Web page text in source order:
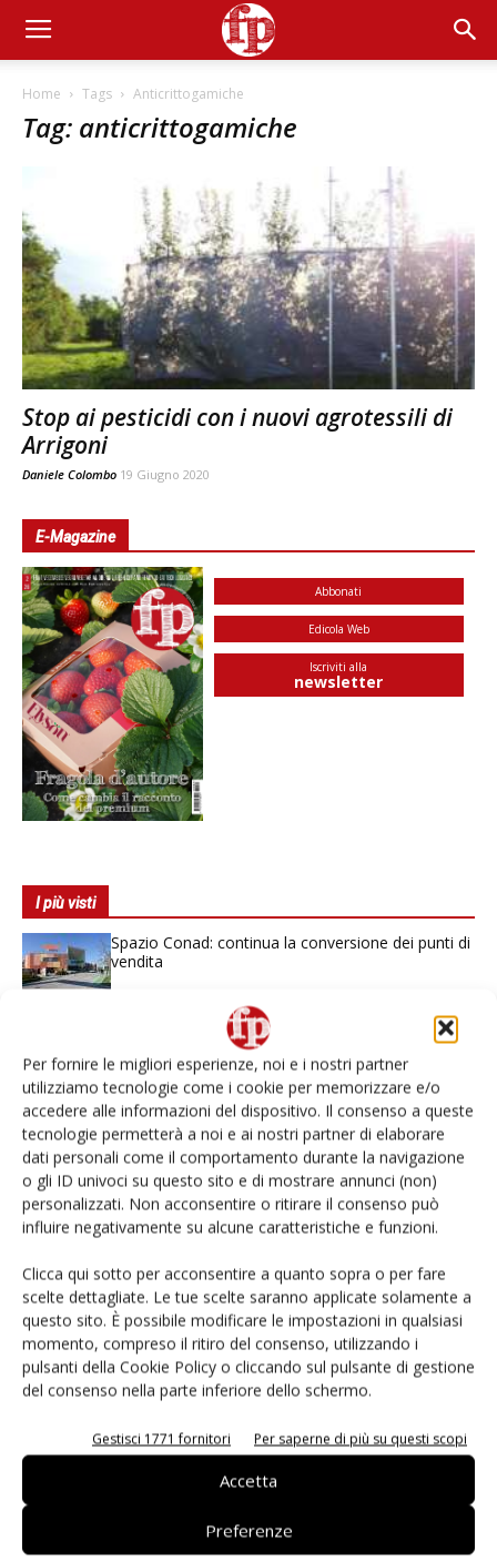
Per fornire le migliori esperienze, noi e i nostri partner
utilizziamo tecnologie come i cookie per memorizzare e/o
accedere alle informazioni del dispositivo. Il consenso a queste
tecnologie permetterà a noi e ai nostri partner di elaborare
dati personali come il comportamento durante la navigazione
o gli ID univoci su questo sito e di mostrare annunci (non)
personalizzati. Non acconsentire o ritirare il consenso può
influire negativamente su alcune caratteristiche e funzioni.
Clicca qui sotto per acconsentire a quanto sopra o per fare
scelte dettagliate. Le tue scelte saranno applicate solamente a
questo sito. È possibile modificare le impostazioni in qualsiasi
momento, compreso il ritiro del consenso, utilizzando i
pulsanti della Cookie Policy o cliccando sul pulsante di gestione
del consenso nella parte inferiore dello schermo.
Gestisci 1771 fornitori Per saperne di più su questi scopi
Accetta
Preferenze
Home Tags Anticrittogamiche
Tag: anticrittogamiche
Stop ai pesticidi con i nuovi agrotessili di
Arrigoni
Daniele Colombo 19 Giugno 2020
E-Magazine
Abbonati
Edicola Web
Iscriviti alla
newsletter
I più visti
Spazio Conad: continua la conversione dei punti di
vendita
Non è una susina: è Metis… e può rivoluzionare la
L’ortofrutta di Extra Supermercati tra localismo e
Ai #Repartofresh
Andamento prezzi ortofrutta in Italia al 27 luglio
2026
Leonardo Odorizzi: “Dobbiamo creare stupore nel
punto di vendita” #vocidellortofrutta